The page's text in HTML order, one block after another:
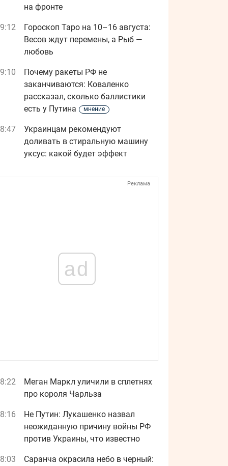
на фронте
Гороскоп Таро на 10–16 августа:
Весов ждут перемены, а Рыб —
любовь
Почему ракеты РФ не
заканчиваются: Коваленко
рассказал, сколько баллистики
есть у Путина
мнение
Украинцам рекомендуют
доливать в стиральную машину
уксус: какой будет эффект
Реклама
ad
Меган Маркл уличили в сплетнях
про короля Чарльза
Не Путин: Лукашенко назвал
неожиданную причину войны РФ
против Украины, что известно
Саранча окрасила небо в черный: